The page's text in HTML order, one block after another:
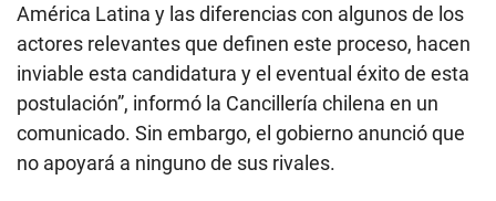
América Latina y las diferencias con algunos de los
actores relevantes que definen este proceso, hacen
inviable esta candidatura y el eventual éxito de esta
postulación”, informó la Cancillería chilena en un
comunicado. Sin embargo, el gobierno anunció que
no apoyará a ninguno de sus rivales.